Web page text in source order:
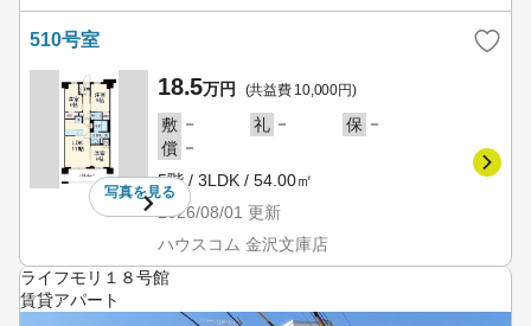
510号室
写真を見る
18.5万円 (共益費 10,000円)
敷 － 礼 － 保 －
償 －
5階 / 3LDK / 54.00㎡
2026/08/01 更新
ハウスコム 金沢文庫店
ライフモリ１８号館
賃貸アパート